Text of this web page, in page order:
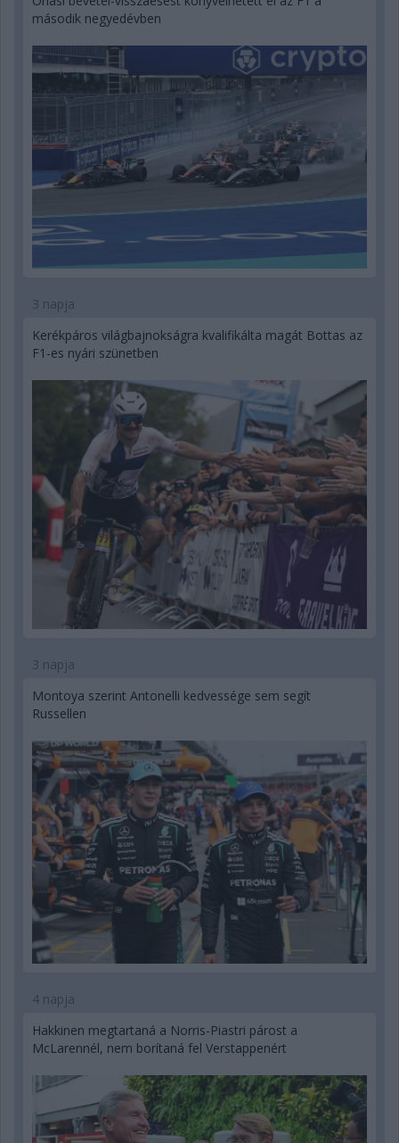
második negyedévben
3 napja
Kerékpáros világbajnokságra kvalifikálta magát Bottas az
F1-es nyári szünetben
3 napja
Montoya szerint Antonelli kedvessége sem segít
Russellen
4 napja
Hakkinen megtartaná a Norris-Piastri párost a
McLarennél, nem borítaná fel Verstappenért